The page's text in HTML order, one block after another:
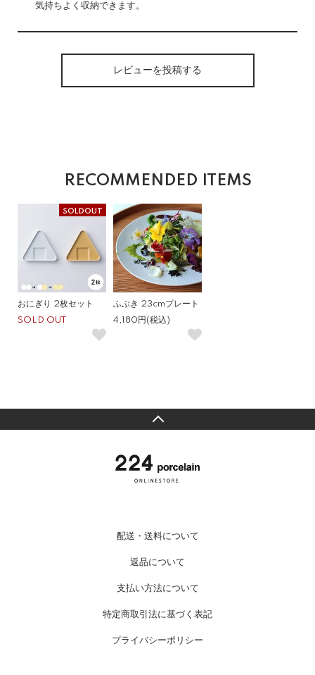
気持ちよく収納できます。
レビューを投稿する
RECOMMENDED ITEMS
SOLDOUT
おにぎり 2枚セット
SOLD OUT
ふぶき 23cmプレート
4,180円(税込)
配送・送料について
返品について
支払い方法について
特定商取引法に基づく表記
プライバシーポリシー